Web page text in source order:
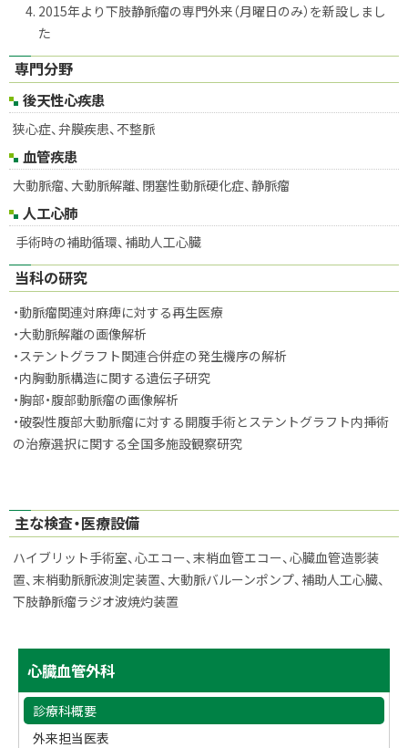
2015年より下肢静脈瘤の専門外来（月曜日のみ）を新設しまし
た
専門分野
後天性心疾患
狭心症、弁膜疾患、不整脈
血管疾患
大動脈瘤、大動脈解離、閉塞性動脈硬化症、静脈瘤
人工心肺
手術時の補助循環、補助人工心臓
当科の研究
・動脈瘤関連対麻痺に対する再生医療
・大動脈解離の画像解析
・ステントグラフト関連合併症の発生機序の解析
・内胸動脈構造に関する遺伝子研究
・胸部・腹部動脈瘤の画像解析
・破裂性腹部大動脈瘤に対する開腹手術とステントグラフト内挿術
の治療選択に関する全国多施設観察研究
主な検査・医療設備
ハイブリット手術室、心エコー、末梢血管エコー、心臓血管造影装
置、末梢動脈脈波測定装置、大動脈バルーンポンプ、補助人工心臓、
下肢静脈瘤ラジオ波焼灼装置
プ
に
サ
イ
ド
心臓血管外科
診療科概要
外来担当医表